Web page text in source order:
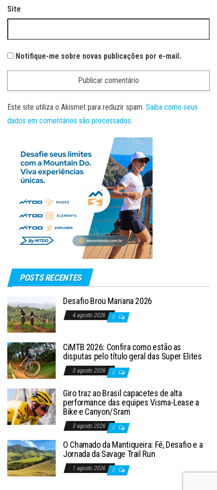
Site
Notifique-me sobre novas publicações por e-mail.
Este site utiliza o Akismet para reduzir spam. Saiba como seus
dados em comentários são processados.
POSTS RECENTES
Desafio Brou Mariana 2026
4 agosto 2026 0
CiMTB 2026: Confira como estão as
disputas pelo título geral das Super Elites
3 agosto 2026 0
Giro traz ao Brasil capacetes de alta
performance das equipes Visma-Lease a
Bike e Canyon/Sram
3 agosto 2026 0
O Chamado da Mantiqueira: Fé, Desafio e a
Jornada da Savage Trail Run
1 agosto 2026 0